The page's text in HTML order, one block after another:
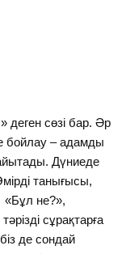
деген сөзі бар. Әр
бойлау – адамды
Дүниеде
танығысы,
«Бұл не?»,
сұрақтарға
де сондай